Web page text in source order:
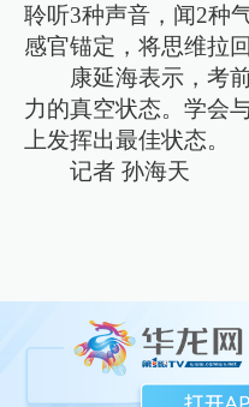
聆听3种声音，闻2种
感官锚定，将思维拉回
康延海表示，考
力的真空状态。学会
上发挥出最佳状态。
记者 孙海天